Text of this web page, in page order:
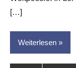
[…]
Weiterlesen